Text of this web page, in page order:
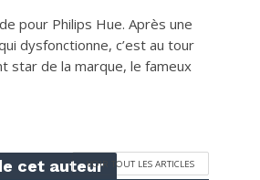
pour Philips Hue. Après une
dysfonctionne, c’est au tour
star de la marque, le fameux
cet auteurVOIR TOUT LES ARTICLES